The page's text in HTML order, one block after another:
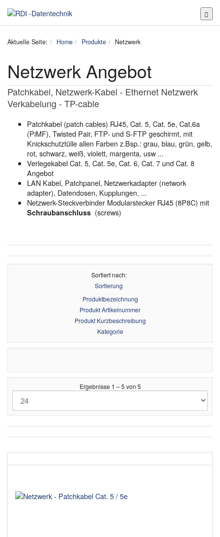
Aktuelle Seite: Home Produkte Netzwerk
Netzwerk Angebot
Patchkabel, Netzwerk-Kabel - Ethernet Netzwerk
Verkabelung - TP-cable
Patchkabel (patch cables) RJ45, Cat. 5, Cat. 5e, Cat.6a
(PiMF), Twisted Pair, FTP- und S-FTP geschirmt, mit
Knickschutztülle allen Farben z.Bsp.: grau, blau, grün, gelb,
rot, schwarz, weiß, violett, margenta, usw ...
Verlegekabel Cat. 5, Cat. 5e, Cat. 6, Cat. 7 und Cat. 8
Angebot
LAN Kabel, Patchpanel, Netzwerkadapter (network
adapter), Datendosen, Kupplungen, ...
Netzwerk-Steckverbinder Modularstecker RJ45 (8P8C) mit
Schraubanschluss (screws)
Sortiert nach
Sortierung
Produktbezeichnung
Produkt Artikelnummer
Produkt Kurzbeschreibung
Kategorie
Ergebnisse 1 – 5 von 5